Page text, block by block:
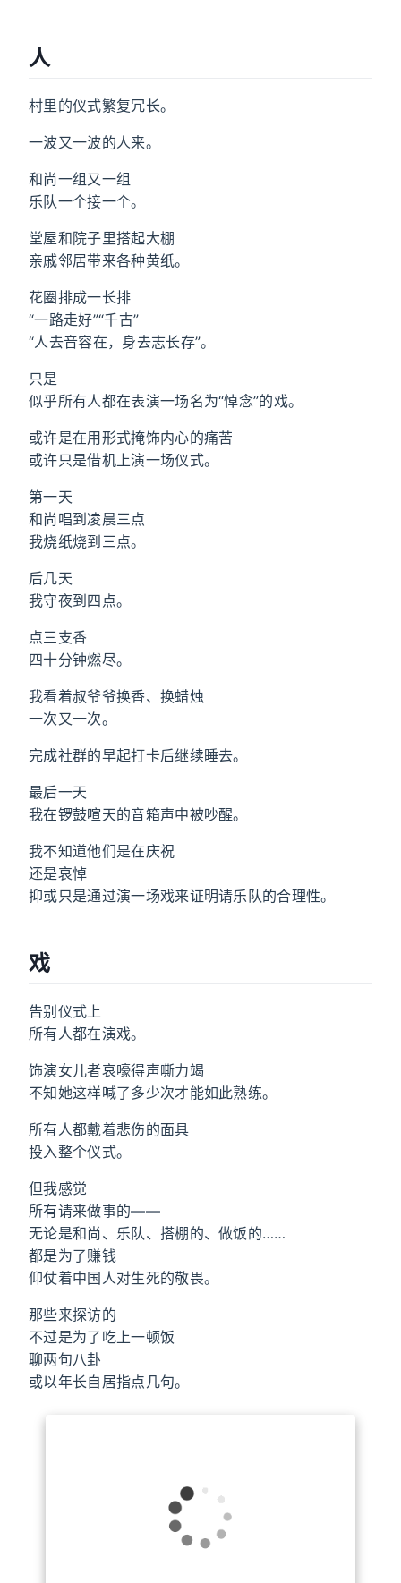
人
村里的仪式繁复冗长。
一波又一波的人来。
和尚一组又一组
乐队一个接一个。
堂屋和院子里搭起大棚
亲戚邻居带来各种黄纸。
花圈排成一长排
“一路走好”“千古”
“人去音容在，身去志长存”。
只是
似乎所有人都在表演一场名为“悼念”的戏。
或许是在用形式掩饰内心的痛苦
或许只是借机上演一场仪式。
第一天
和尚唱到凌晨三点
我烧纸烧到三点。
后几天
我守夜到四点。
点三支香
四十分钟燃尽。
我看着叔爷爷换香、换蜡烛
一次又一次。
完成社群的早起打卡后继续睡去。
最后一天
我在锣鼓喧天的音箱声中被吵醒。
我不知道他们是在庆祝
还是哀悼
抑或只是通过演一场戏来证明请乐队的合理性。
戏
告别仪式上
所有人都在演戏。
饰演女儿者哀嚎得声嘶力竭
不知她这样喊了多少次才能如此熟练。
所有人都戴着悲伤的面具
投入整个仪式。
但我感觉
所有请来做事的——
无论是和尚、乐队、搭棚的、做饭的……
都是为了赚钱
仰仗着中国人对生死的敬畏。
那些来探访的
不过是为了吃上一顿饭
聊两句八卦
或以年长自居指点几句。